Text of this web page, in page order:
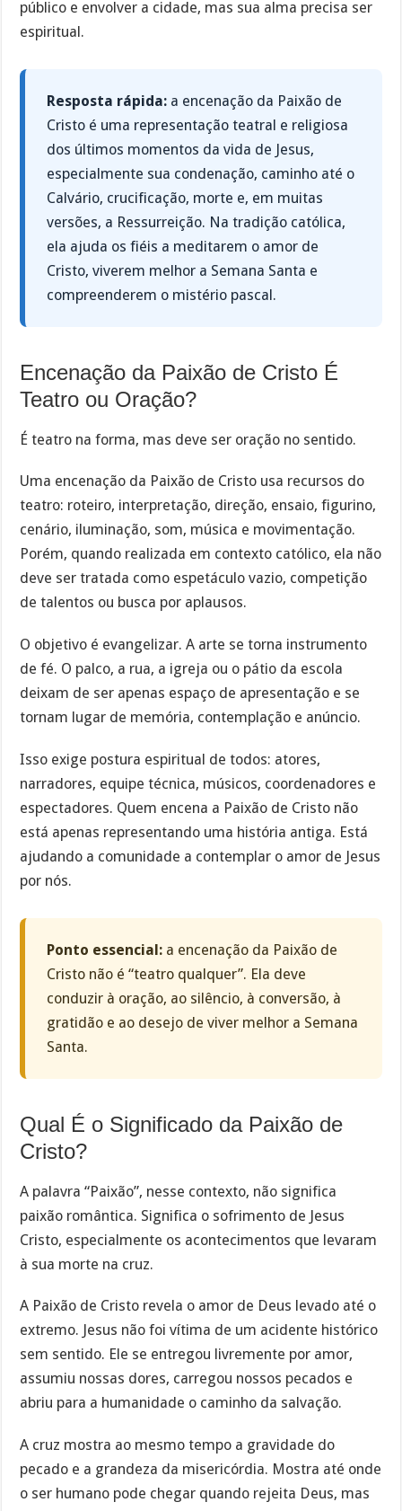
público e envolver a cidade, mas sua alma precisa ser
espiritual.
Resposta rápida: a encenação da Paixão de
Cristo é uma representação teatral e religiosa
dos últimos momentos da vida de Jesus,
especialmente sua condenação, caminho até o
Calvário, crucificação, morte e, em muitas
versões, a Ressurreição. Na tradição católica,
ela ajuda os fiéis a meditarem o amor de
Cristo, viverem melhor a Semana Santa e
compreenderem o mistério pascal.
Encenação da Paixão de Cristo É
Teatro ou Oração?
É teatro na forma, mas deve ser oração no sentido.
Uma encenação da Paixão de Cristo usa recursos do
teatro: roteiro, interpretação, direção, ensaio, figurino,
cenário, iluminação, som, música e movimentação.
Porém, quando realizada em contexto católico, ela não
deve ser tratada como espetáculo vazio, competição
de talentos ou busca por aplausos.
O objetivo é evangelizar. A arte se torna instrumento
de fé. O palco, a rua, a igreja ou o pátio da escola
deixam de ser apenas espaço de apresentação e se
tornam lugar de memória, contemplação e anúncio.
Isso exige postura espiritual de todos: atores,
narradores, equipe técnica, músicos, coordenadores e
espectadores. Quem encena a Paixão de Cristo não
está apenas representando uma história antiga. Está
ajudando a comunidade a contemplar o amor de Jesus
por nós.
Ponto essencial: a encenação da Paixão de
Cristo não é “teatro qualquer”. Ela deve
conduzir à oração, ao silêncio, à conversão, à
gratidão e ao desejo de viver melhor a Semana
Santa.
Qual É o Significado da Paixão de
Cristo?
A palavra “Paixão”, nesse contexto, não significa
paixão romântica. Significa o sofrimento de Jesus
Cristo, especialmente os acontecimentos que levaram
à sua morte na cruz.
A Paixão de Cristo revela o amor de Deus levado até o
extremo. Jesus não foi vítima de um acidente histórico
sem sentido. Ele se entregou livremente por amor,
assumiu nossas dores, carregou nossos pecados e
abriu para a humanidade o caminho da salvação.
A cruz mostra ao mesmo tempo a gravidade do
pecado e a grandeza da misericórdia. Mostra até onde
o ser humano pode chegar quando rejeita Deus, mas